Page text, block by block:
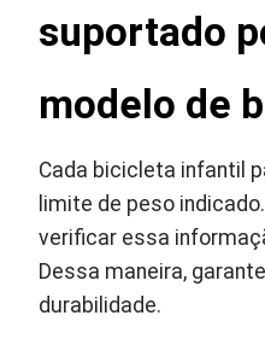
suportado
modelo de
Cada bicicleta infantil
limite de peso
verificar essa
Dessa maneira,
durabilidade.